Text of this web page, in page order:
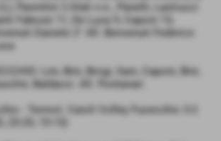
Parentini 3 Alati n.e., Panelli, Lastrucci
Fabozzi 11, De Luca 9, Caponi 13,
Daniele 2° All. Benvenuti Federico
Lini, Bini, Brogi, Sani, Caponi, Bini,
Baldacci. All. Pontanari.
- Termot. Caioli Volley Fucecchio 3-2